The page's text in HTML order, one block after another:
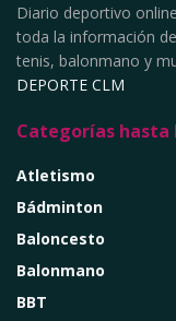
Diario deportivo
toda la información
tenis, balonmano y
DEPORTE CLM
Categorías hasta
Atletismo
Bádminton
Baloncesto
Balonmano
BBT